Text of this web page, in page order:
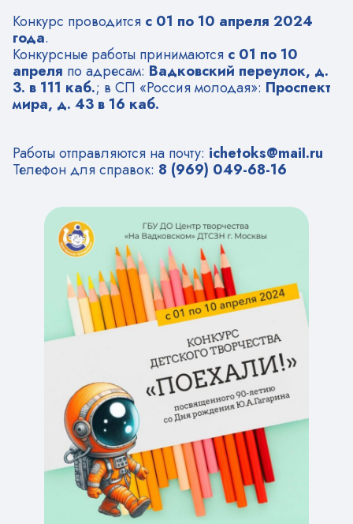
Конкурс проводится с 01 по 10 апреля 2024
года.
Конкурсные работы принимаются с 01 по 10
апреля по адресам: Вадковский переулок, д.
3. в 111 каб.; в СП «Россия молодая»: Проспект
мира, д. 43 в 16 каб.
Работы отправляются на почту: ichetoks@maiI.ru
Телефон для справок: 8 (969) 049-68-16